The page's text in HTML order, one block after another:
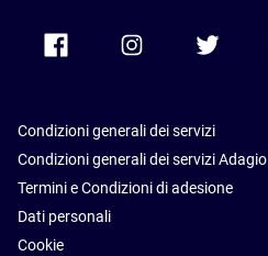
Condizioni generali dei servizi
Condizioni generali dei servizi Adagio
Termini e Condizioni di adesione
Dati personali
Cookie